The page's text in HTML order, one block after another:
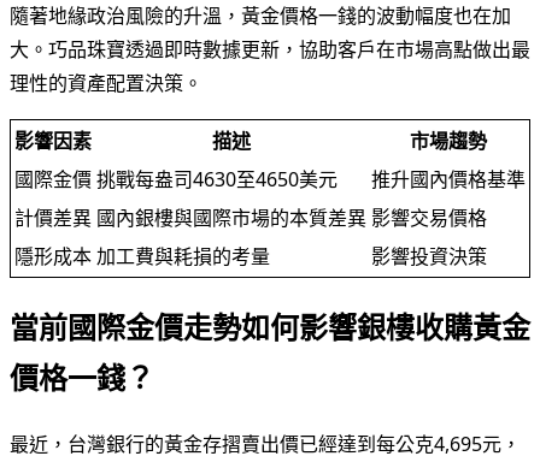
隨著地緣政治風險的升溫，黃金價格一錢的波動幅度也在加
大。巧品珠寶透過即時數據更新，協助客戶在市場高點做出最
理性的資產配置決策。
影響因素 描述
市場趨勢
國際金價挑戰每盎司4630至4650美元
推升國內價格基準
計價差異 國內銀樓與國際市場的本質差異 影響交易價格
隱形成本加工費與耗損的考量 影響投資決策
當前國際金價走勢如何影響銀樓收購黃金
價格一錢？
最近，台灣銀行的黃金存摺賣出價已經達到每公克4,695元，